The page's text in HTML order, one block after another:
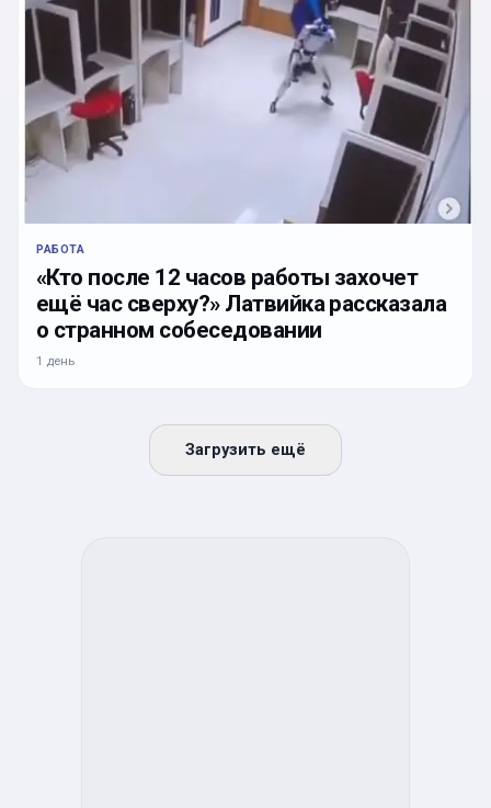
РАБОТА
«Кто после 12 часов работы захочет
ещё час сверху?» Латвийка рассказала
о странном собеседовании
1 день
Загрузить ещё